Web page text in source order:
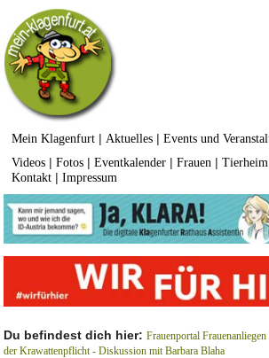
Mein Klagenfurt | Aktuelles |Events und
Videos |Fotos |Eventkalender |Frauen |
Kontakt |Impressum
Du befindest dich hier: Frauenportal
der Krawattenpflicht - Diskussion mit Barbara Blaha